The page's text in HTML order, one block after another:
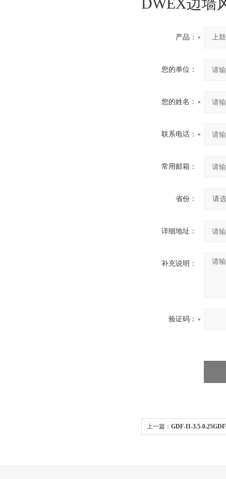
DWEX边墙
产品：
您的单位：
您的姓名：
联系电话：
常用邮箱：
省份：
详细地址：
补充说明：
验证码：
上一篇： GDF-II-3.5-